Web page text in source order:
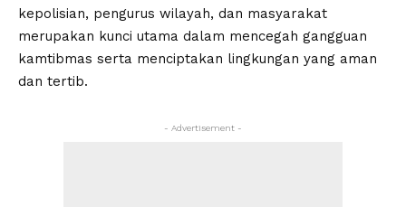
kepolisian, pengurus wilayah, dan masyarakat
merupakan kunci utama dalam mencegah gangguan
kamtibmas serta menciptakan lingkungan yang aman
dan tertib.
- Advertisement -